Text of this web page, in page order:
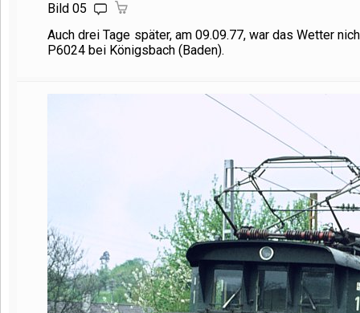
Bild 05
Auch drei Tage später, am 09.09.77, war das Wetter
P6024 bei Königsbach (Baden).